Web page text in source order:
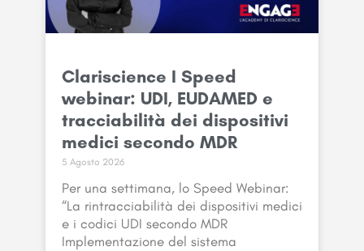
Clariscience I Speed
webinar: UDI, EUDAMED e
tracciabilità dei dispositivi
medici secondo MDR
5 Agosto 2026
Per una settimana, lo Speed Webinar:
“La rintracciabilità dei dispositivi medici
e i codici UDI secondo MDR
Implementazione del sistema